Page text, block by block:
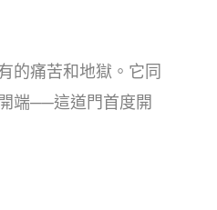
的痛苦和地獄。它同
端──這道門首度開